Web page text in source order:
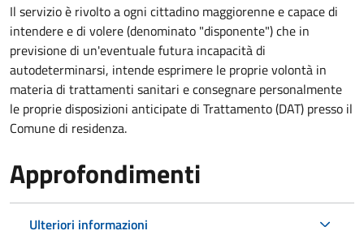
Il servizio è rivolto a ogni cittadino maggiorenne e capace di
intendere e di volere (denominato "disponente") che in
previsione di un'eventuale futura incapacità di
autodeterminarsi, intende esprimere le proprie volontà in
materia di trattamenti sanitari e consegnare personalmente
le proprie disposizioni anticipate di Trattamento (DAT) presso il
Comune di residenza.
Approfondimenti
Ulteriori informazioni